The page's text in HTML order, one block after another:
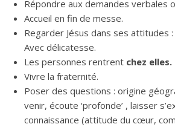
Répondre aux demandes verbales
Accueil en fin de messe.
Regarder Jésus dans ses attitudes
Avec délicatesse.
Les personnes rentrent chez elles.
Vivre la fraternité.
Poser des questions : origine
venir, écoute ‘profonde’ , laisser
connaissance (attitude du cœur,